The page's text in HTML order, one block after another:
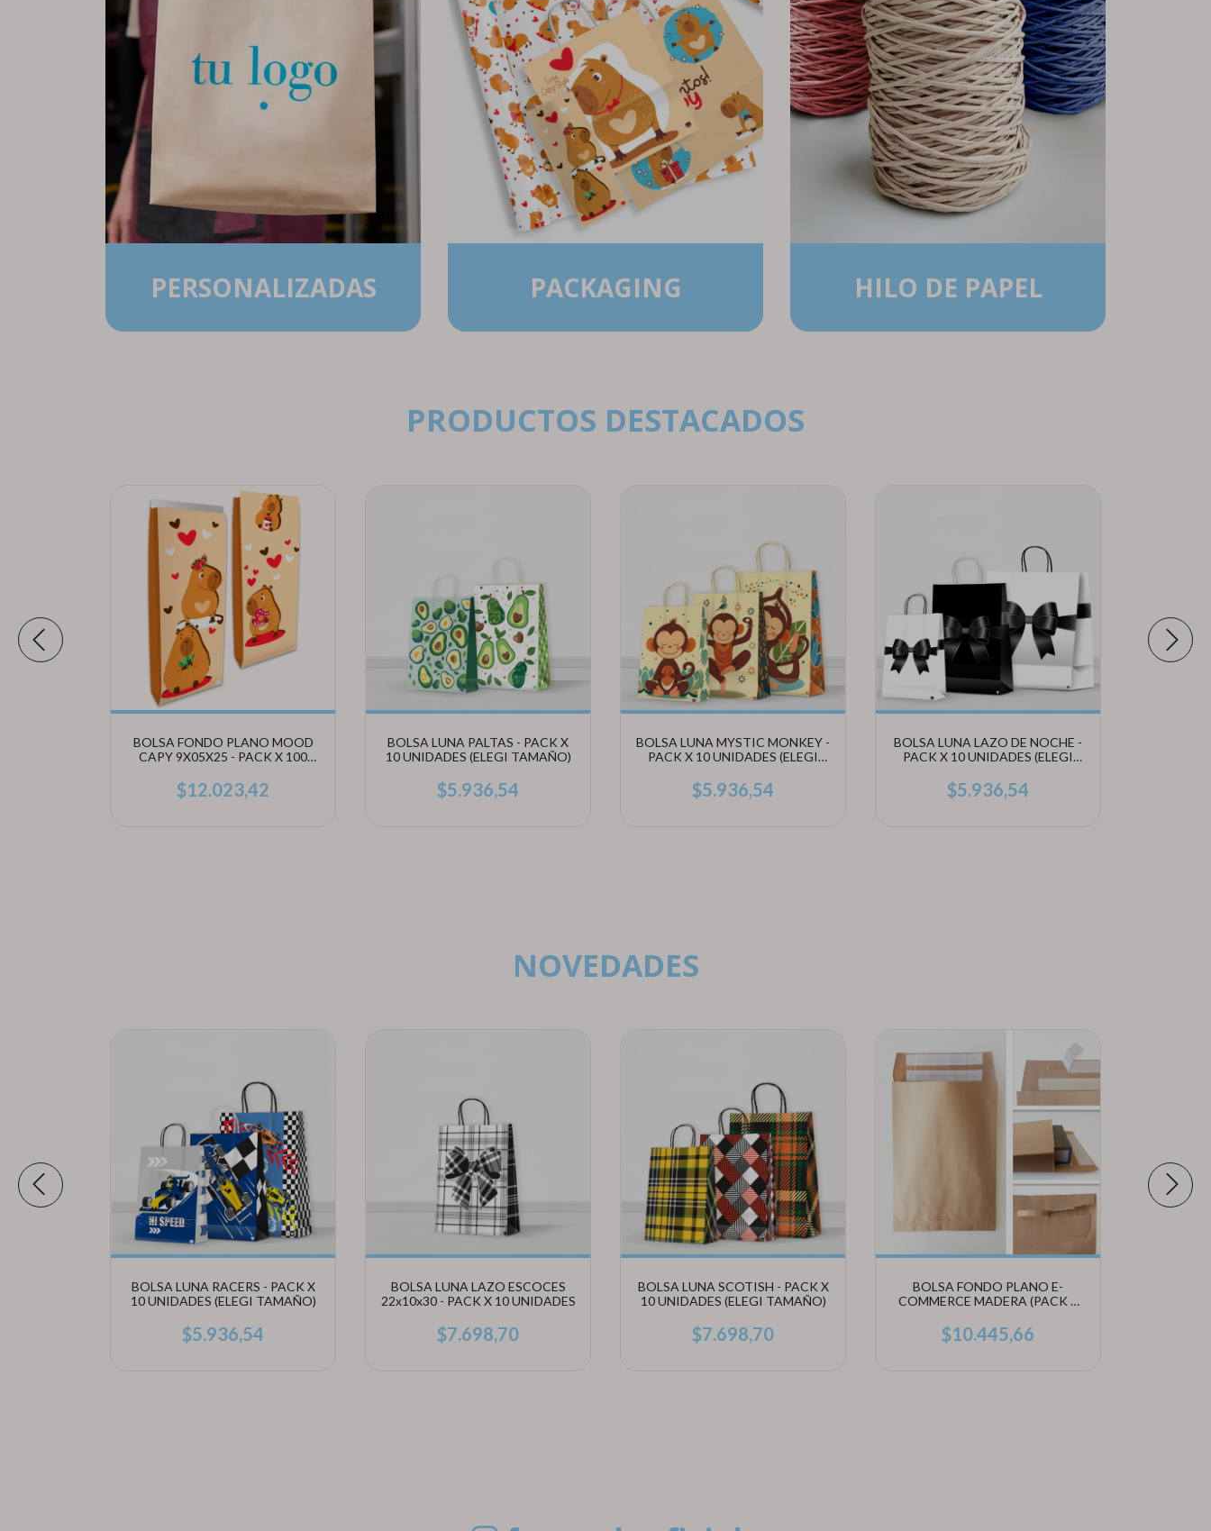
PERSONALIZADAS PACKAGING HILO DE PAPEL
PRODUCTOS DESTACADOS
BOLSA FONDO PLANO MOOD
CAPY 9X05X25 - PACK X 100
$12.023,42
BOLSA LUNA PALTAS - PACK X
10 UNIDADES (ELEGI TAMAÑO)
$5.936,54
BOLSA LUNA MYSTIC MONKEY -
PACK X 10 UNIDADES (ELEGI
$5.936,54
BOLSA LUNA LAZO DE NOCHE -
PACK X 10 UNIDADES (ELEGI
$5.936,54
NOVEDADES
BOLSA LUNA RACERS - PACK X
10 UNIDADES (ELEGI TAMAÑO)
$5.936,54
BOLSA LUNA LAZO ESCOCES
22x10x30 - PACK X 10 UNIDADES
$7.698,70
BOLSA LUNA SCOTISH - PACK X
10 UNIDADES (ELEGI TAMAÑO)
$7.698,70
BOLSA FONDO PLANO E-
COMMERCE MADERA (PACK X
$10.445,66